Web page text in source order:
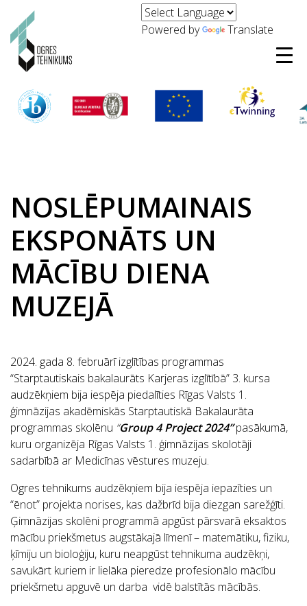
Powered by Translate
NOSLĒPUMAINAIS
EKSPONĀTS UN
MĀCĪBU DIENA
MUZEJĀ
2024. gada 8. februārī izglītības programmas
“Starptautiskais bakalaurāts Karjeras izglītībā” 3. kursa
audzēkņiem bija iespēja piedalīties Rīgas Valsts 1.
ģimnāzijas akadēmiskās Starptautiskā Bakalaurāta
programmas skolēnu “Group 4 Project 2024”pasākumā,
kuru organizēja Rīgas Valsts 1. ģimnāzijas skolotāji
sadarbībā ar Medicīnas vēstures muzeju.
Ogres tehnikums audzēkņiem bija iespēja iepazīties un
“ēnot” projekta norises, kas dažbrīd bija diezgan sarežģīti.
Ģimnāzijas skolēni programmā apgūst pārsvarā eksaktos
mācību priekšmetus augstākajā līmenī – matemātiku, fiziku,
ķīmiju un bioloģiju, kuru neapgūst tehnikuma audzēkņi,
savukārt kuriem ir lielāka pieredze profesionālo mācību
priekšmetu apguvē un darba vidē balstītās mācībās.